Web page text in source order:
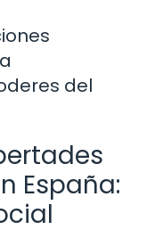
del
España: